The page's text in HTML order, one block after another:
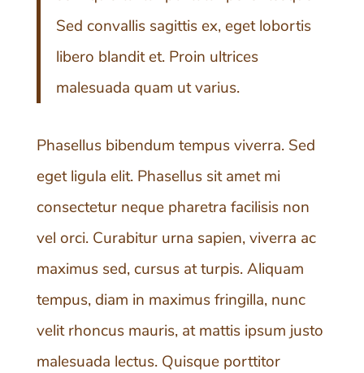
Sed convallis sagittis ex, eget lobortis
libero blandit et. Proin ultrices
malesuada quam ut varius.
Phasellus bibendum tempus viverra. Sed
eget ligula elit. Phasellus sit amet mi
consectetur neque pharetra facilisis non
vel orci. Curabitur urna sapien, viverra ac
maximus sed, cursus at turpis. Aliquam
tempus, diam in maximus fringilla, nunc
velit rhoncus mauris, at mattis ipsum justo
malesuada lectus. Quisque porttitor